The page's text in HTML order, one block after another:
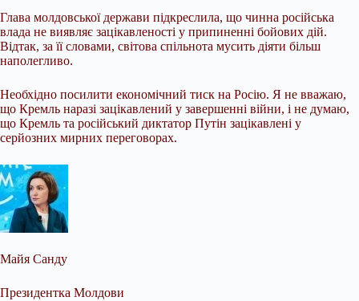
Глава молдовської держави підкреслила, що чинна російська
влада не виявляє зацікавленості у припиненні бойових дій.
Відтак, за її словами, світова спільнота мусить діяти більш
наполегливо.
Необхідно посилити економічний тиск на Росію. Я не вважаю,
що Кремль наразі зацікавлений у завершенні війни, і не думаю,
що Кремль та російський диктатор Путін зацікавлені у
серйозних мирних переговорах.
Майя Санду
Президентка Молдови